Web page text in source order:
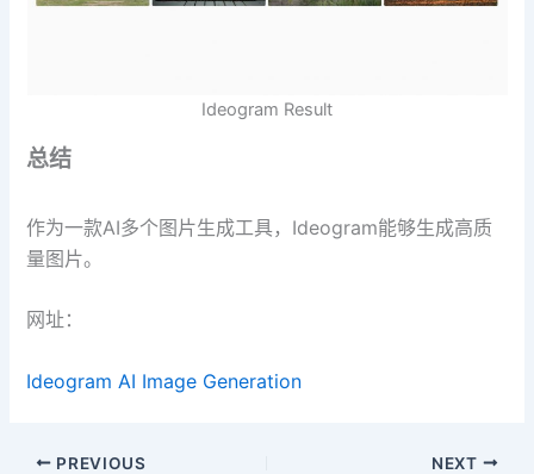
Ideogram Result
总结
作为一款AI多个图片生成工具，Ideogram能够生成高质
量图片。
网址：
Ideogram AI Image Generation
PREVIOUS NEXT